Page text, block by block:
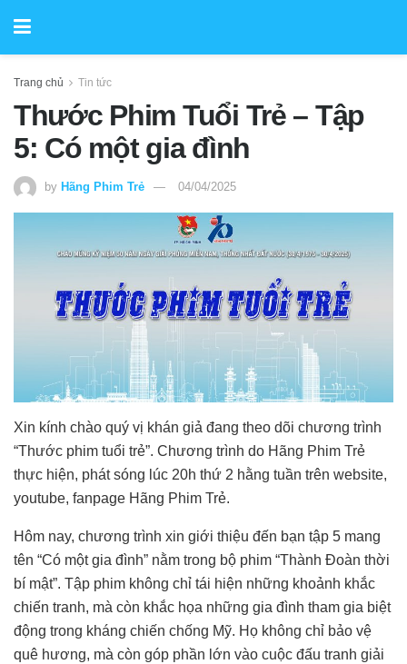
Trang chủ Tin tức
Thước Phim Tuổi Trẻ – Tập
5: Có một gia đình
by Hãng Phim Trẻ 04/04/2025
Xin kính chào quý vị khán giả đang theo dõi chương trình
“Thước phim tuổi trẻ”. Chương trình do Hãng Phim Trẻ
thực hiện, phát sóng lúc 20h thứ 2 hằng tuần trên website,
youtube, fanpage Hãng Phim Trẻ.
Hôm nay, chương trình xin giới thiệu đến bạn tập 5 mang
tên “Có một gia đình” nằm trong bộ phim “Thành Đoàn thời
bí mật”. Tập phim không chỉ tái hiện những khoảnh khắc
chiến tranh, mà còn khắc họa những gia đình tham gia biệt
động trong kháng chiến chống Mỹ. Họ không chỉ bảo vệ
quê hương, mà còn góp phần lớn vào cuộc đấu tranh giải